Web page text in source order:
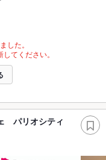
した。
てください。
パリオシティ